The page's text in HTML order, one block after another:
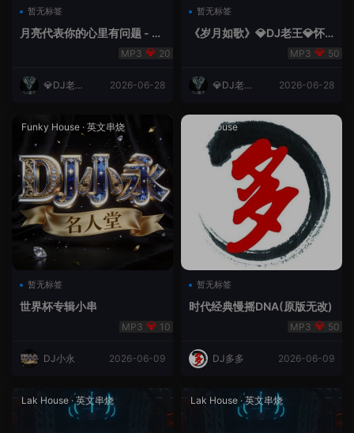
暂无标签
月亮代表你的心里有问题 - 小
20
💎DJ老王
2026-06-28
暂无标签
《岁月如歌》💎DJ老王💎怀
50
💎DJ老王
2026-06-28
Funky House · 英文串烧
暂无标签
世界杯专辑小串
10
DJ小永 2026-06-09
成都House
暂无标签
时代经典慢摇DNA(原版无改)
50
DJ多多 2026-06-09
Lak House ·英文串烧 Lak House ·英文串烧